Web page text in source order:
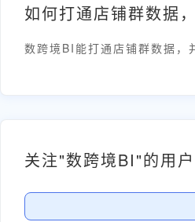
如何打通店铺群数据
数跨境BI能打通店铺群数据，
关注"数跨境BI"的用